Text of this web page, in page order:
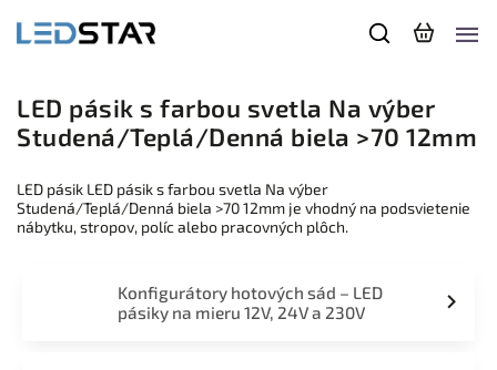
LED pásik s farbou svetla Na výber
Studená/Teplá/Denná biela >70 12mm
LED pásik LED pásik s farbou svetla Na výber
Studená/Teplá/Denná biela >70 12mm je vhodný na podsvietenie
nábytku, stropov, políc alebo pracovných plôch.
Konfigurátory hotových sád – LED
pásiky na mieru 12V, 24V a 230V